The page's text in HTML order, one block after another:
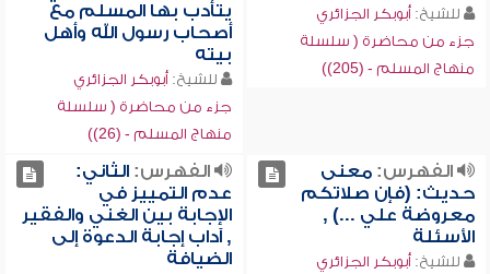
للشيخ: أبوبكر الجزائري
جزء من محاضرة ( سلسلة
منهاج المسلم - (205))
يتأدب بها المسلم مع
أصحاب رسول الله وأهل
بيته
للشيخ: أبوبكر الجزائري
جزء من محاضرة ( سلسلة
منهاج المسلم - (26))
الفهرس:معنى
حديث: (فإن صلاتكم
معروضة علي ...) ,
الأسئلة
للشيخ: أبوبكر الجزائري
الفهرس:الثاني:
عدم التمييز في
الإجابة بين الغني والفقير
, آداب إجابة الدعوة إلى
الضيافة